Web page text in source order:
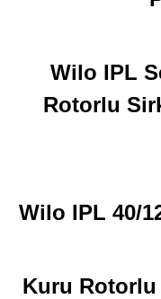
Wilo IPL
Rotorlu
Wilo IPL 40/
Kuru Rotorlu